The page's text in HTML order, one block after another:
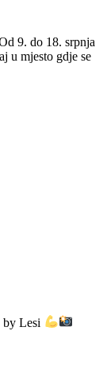
9. do 18. srpnja
u mjesto gdje se
by Lesi